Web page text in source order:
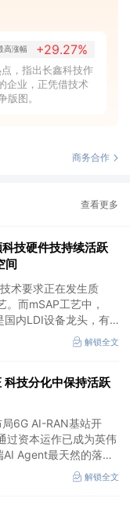
高涨幅 +29.27%
，指出长鑫科技作
企业，正凭借技术
版图。
商务合作
查看更多
科技硬件技持续活跃
间
术要求正在发生质
而mSAP工艺中，
国内LDI设备龙头，有
的关键“铲子股”。解锁全文
科技分化中保持活跃
6G AI-RAN基站开
过资本运作已成为英伟
Agent最天然的落地
度正从协同管理软件龙
重组、股权转让暗线
解锁全文